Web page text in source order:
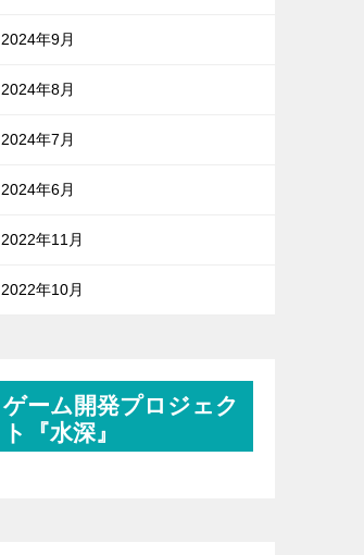
2024年9月
2024年8月
2024年7月
2024年6月
2022年11月
2022年10月
ゲーム開発プロジェク
ト『水深』